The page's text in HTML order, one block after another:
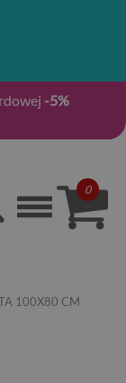
-5%
0
100X80 CM